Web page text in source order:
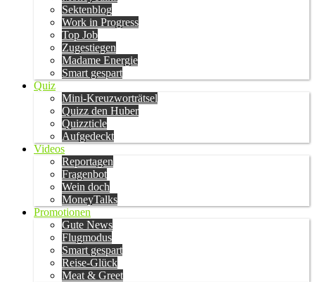
Sektenblog
Work in Progress
Top Job
Zugestiegen
Madame Energie
Smart gespart
Quiz
Mini-Kreuzworträtsel
Quizz den Huber
Quizzticle
Aufgedeckt
Videos
Reportagen
Fragenbot
Wein doch
MoneyTalks
Promotionen
Gute News
Flugmodus
Smart gespart
Reise-Glück
Meat & Greet